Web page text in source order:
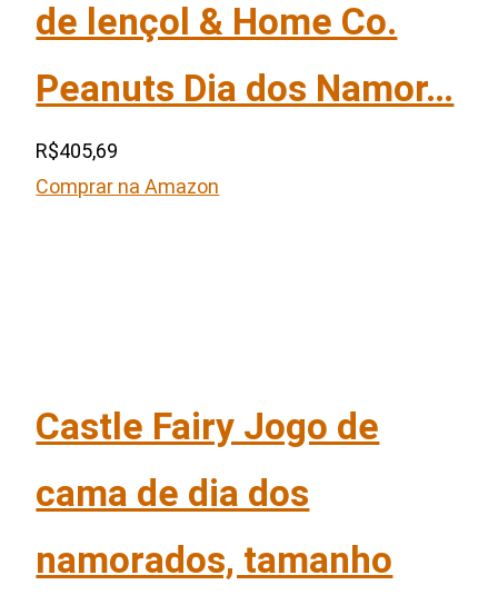
de lençol & Home Co.
Peanuts Dia dos Namor…
R$405,69
Comprar na Amazon
Castle Fairy Jogo de
cama de dia dos
namorados, tamanho